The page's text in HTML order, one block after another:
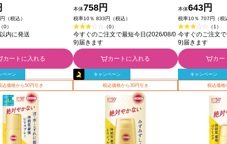
ト
（税込）
（0）
内に発送
カートに入れる
ＳＥコスメポート
本体758円
税率10％ 833円（税込）
（0）
今すぐのご注文で最短今日(2026/08/0
9)届きます
カートに入れる
コスメポート
本体643円
税率10％ 707円（税
（1）
今すぐのご注文
9)届きます
カー
ペーン
込価格から50円引き
キャンペーン
税込価格から30円引き
キャンペーン
税込価格